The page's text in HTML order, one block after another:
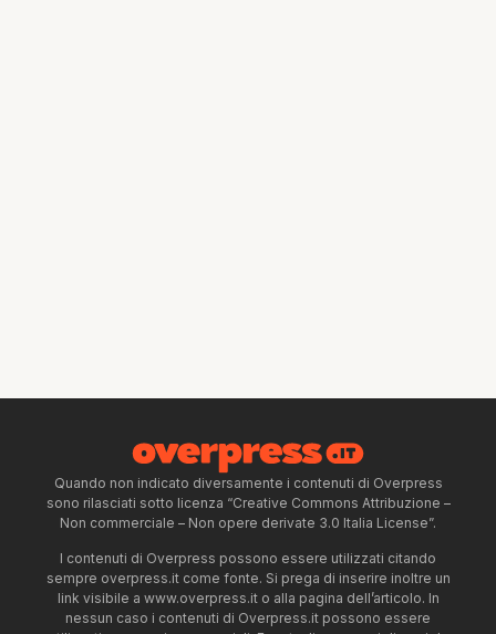
Quando non indicato diversamente i contenuti di Overpress
sono rilasciati sotto licenza “Creative Commons Attribuzione –
Non commerciale – Non opere derivate 3.0 Italia License”.
I contenuti di Overpress possono essere utilizzati citando
sempre overpress.it come fonte. Si prega di inserire inoltre un
link visibile a www.overpress.it o alla pagina dell’articolo. In
nessun caso i contenuti di Overpress.it possono essere